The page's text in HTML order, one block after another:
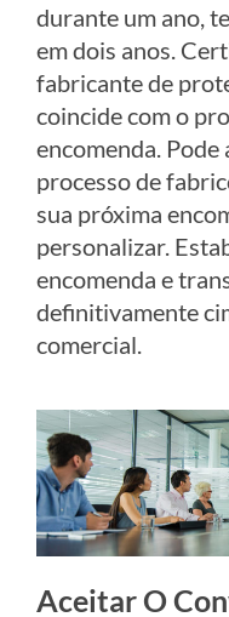
durante um ano,
em dois anos.
fabricante de
coincide com o
encomenda.
processo de
sua próxima
personalizar.
encomenda e
definitivamente
comercial.
Aceitar O